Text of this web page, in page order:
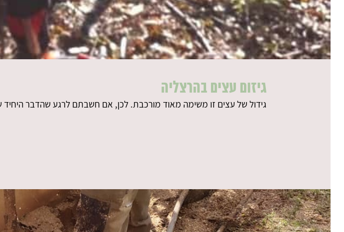
גיזום עצים בהרצליה
גידול של עצים זו משימה מאוד מורכבת. לכן, אם חשבתם לרגע שהדבר